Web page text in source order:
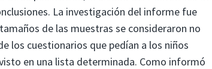
La investigación del informe fue
de las muestras se consideraron no
los cuestionarios que pedían a los niños
en una lista determinada. Como informó